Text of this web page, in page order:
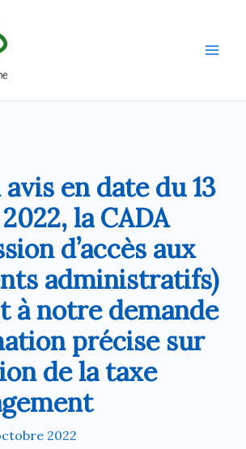
en date du 13
la CADA
d’accès aux
administratifs)
à notre demande
précise sur
de la taxe
2022